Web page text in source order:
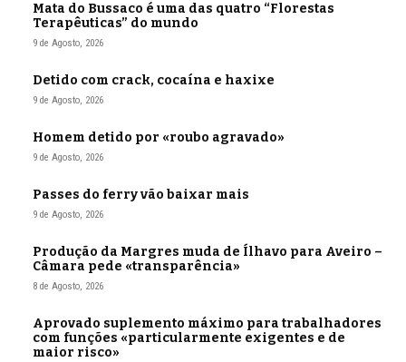
Mata do Bussaco é uma das quatro “Florestas
Terapêuticas” do mundo
9 de Agosto, 2026
Detido com crack, cocaína e haxixe
9 de Agosto, 2026
Homem detido por «roubo agravado»
9 de Agosto, 2026
Passes do ferry vão baixar mais
9 de Agosto, 2026
Produção da Margres muda de Ílhavo para Aveiro –
Câmara pede «transparência»
8 de Agosto, 2026
Aprovado suplemento máximo para trabalhadores
com funções «particularmente exigentes e de
maior risco»